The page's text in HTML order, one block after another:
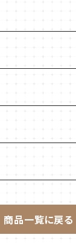
商品一覧に戻る